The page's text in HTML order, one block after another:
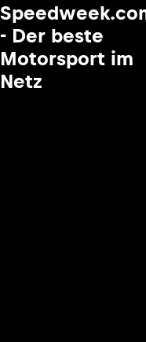
- Der beste
Motorsport im
Netz